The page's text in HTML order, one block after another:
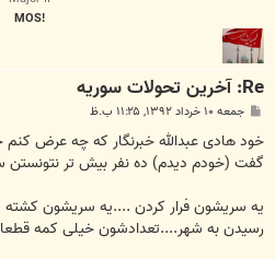
Re: آخرين تحولات سوريه
پ
ت
جمعه ۱۰ خرداد ۱۳۹۲, ۱۱:۲۵ ب.ظ
خود هادی عبدالله خبرنگار که چه عرض کنم
گفت (خودم دیدم) ده نفر بیش تر نتونستن
یه سریشون فرار کردن ....یه سریشون
رسیدن به شهر....تعدادشون خیلی کمه قطعا